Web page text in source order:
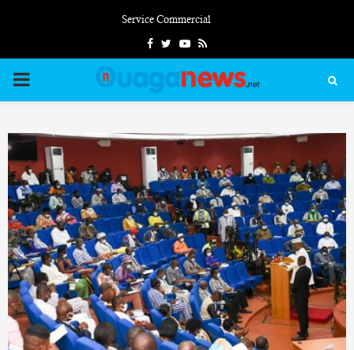
Service Commercial
FacebookTwitterYoutube
Rss
PRIMARY